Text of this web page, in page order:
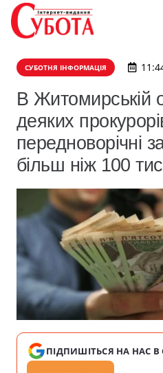
СУБОТНЯ ІНФОРМАЦІЯ
В Житомирській
деяких
передноворічні
більш ніж 100
ПІДПИШІТЬСЯ НА НАС В